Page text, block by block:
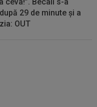
29 de minute și a
OUT